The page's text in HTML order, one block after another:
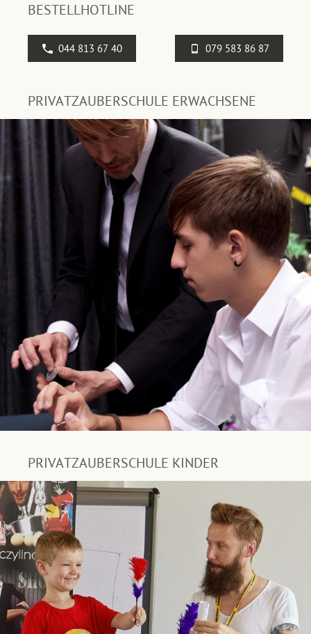
BESTELLHOTLINE
044 813 67 40 079 583 86 87
PRIVATZAUBERSCHULE ERWACHSENE
PRIVATZAUBERSCHULE KINDER